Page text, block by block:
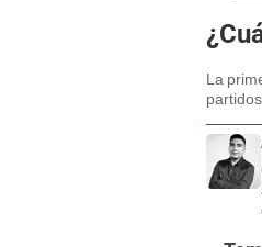
La